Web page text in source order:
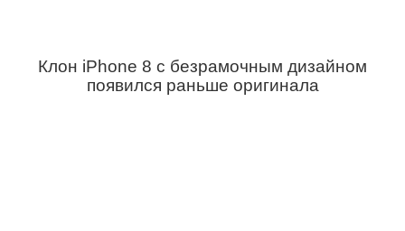
Клон iPhone 8 с безрамочным дизайном
появился раньше оригинала